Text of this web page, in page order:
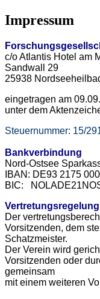
Impressum
c/o Atlantis Hotel am
Sandwall 29
25938
eingetragen am
unter dem
Steuernummer: 15/
Bankverbindung
Nord-Ostsee
IBAN: DE93 2175
BIC:
Vertretungsregelung
Der
Vorsitzenden, dem
Schatzmeister.
Der Verein wird
Vorsitzenden oder
gemeinsam
mit einem weiteren